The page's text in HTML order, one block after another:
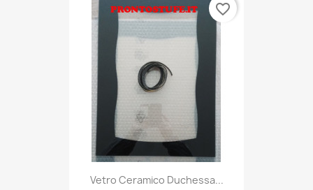
Vetro Ceramico Duchessa...
favorite_border